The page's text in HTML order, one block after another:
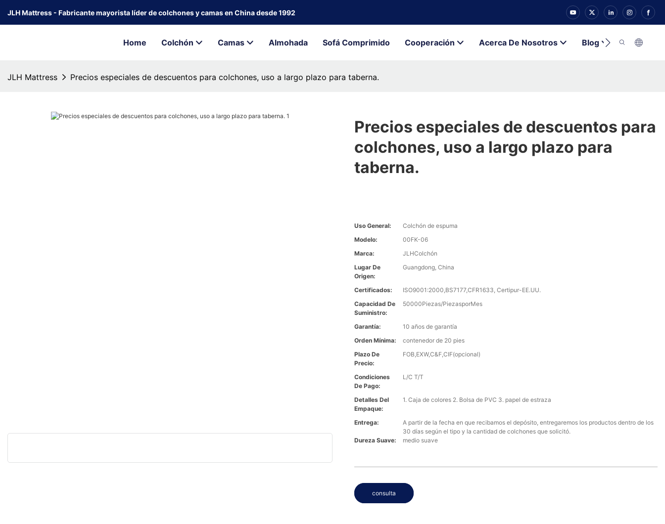
JLH Mattress - Fabricante mayorista líder de colchones y camas en China desde 1992
Home Colchón Camas Almohada Sofá Comprimido Cooperación Acerca De Nosotros Blog Contacto
JLH Mattress Precios especiales de descuentos para colchones, uso a largo plazo para taberna.
Precios especiales de descuentos para
colchones, uso a largo plazo para
taberna.
Uso General:
Colchón de espuma
Modelo:
00FK-06
Marca:
JLHColchón
Lugar De
Origen:
Guangdong, China
Certificados:
ISO9001:2000,BS7177,CFR1633, Certipur-EE.UU.
Capacidad De
Suministro:
50000Piezas/PiezasporMes
Garantía:
10 años de garantía
Orden Mínima:
contenedor de 20 pies
Plazo De
Precio:
FOB,EXW,C&F,CIF(opcional)
Condiciones
De Pago:
L/C T/T
Detalles Del
Empaque:
1. Caja de colores 2. Bolsa de PVC 3. papel de estraza
Entrega:
A partir de la fecha en que recibamos el depósito, entregaremos los productos dentro de los
30 días según el tipo y la cantidad de colchones que solicitó.
Dureza Suave:
medio suave
consulta